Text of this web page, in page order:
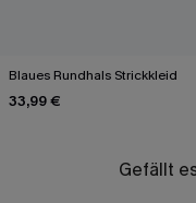
Blaues Rundhals Strickkleid
33,99 €
Gefällt